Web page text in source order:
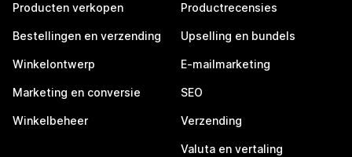
Producten verkopen
Bestellingen en verzending
Winkelontwerp
Marketing en conversie
Winkelbeheer
Productrecensies
Upselling en bundels
E-mailmarketing
SEO
Verzending
Valuta en vertaling